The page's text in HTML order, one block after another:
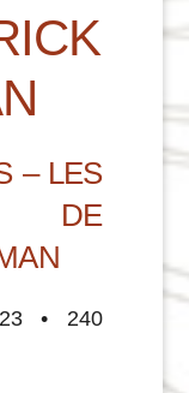
– LES
DE
• 240